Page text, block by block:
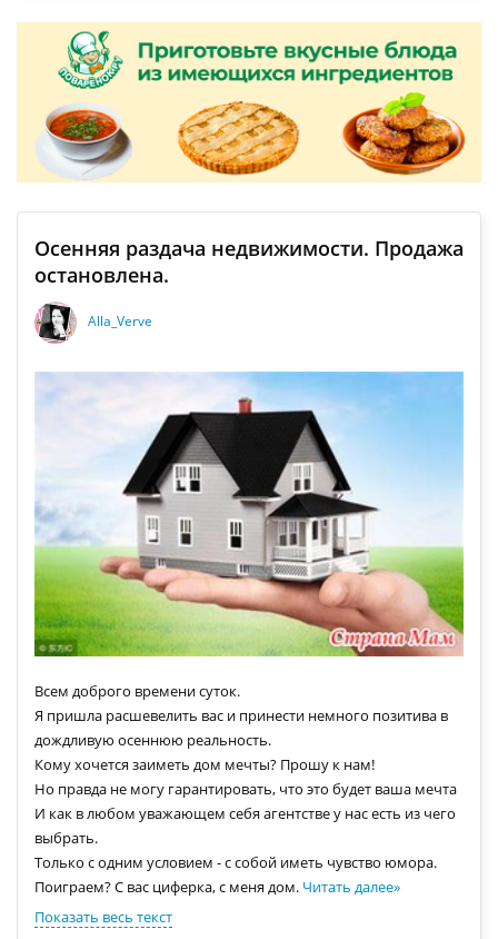
Осенняя раздача недвижимости. Продажа
остановлена.
Alla_Verve
Всем доброго времени суток.
Я пришла расшевелить вас и принести немного позитива в
дождливую осеннюю реальность.
Кому хочется заиметь дом мечты? Прошу к нам!
Но правда не могу гарантировать, что это будет ваша мечта
И как в любом уважающем себя агентстве у нас есть из чего
выбрать.
Только с одним условием - с собой иметь чувство юмора.
Поиграем? С вас циферка, с меня дом. Читать далее»
Показать весь текст